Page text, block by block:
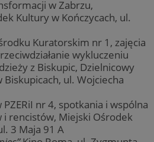
w Zabrzu,
Kultury w Kończycach, ul.
Kuratorskim nr 1, zajęcia
wykluczeniu
z Biskupic, Dzielnicowy
ul. Wojciecha
nr 4, spotkania i wspólna
rencistów, Miejski Ośrodek
3 Maja 91 A